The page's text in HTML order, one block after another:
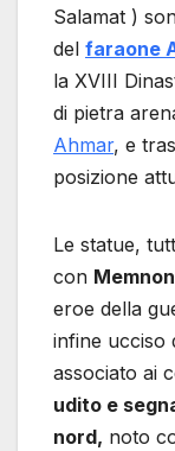
Salamat )
del faraone
la XVIII
di pietra
Ahmar, e
posizione
Le statue,
con Memnon
eroe della
infine ucciso
associato ai
udito e
nord, noto